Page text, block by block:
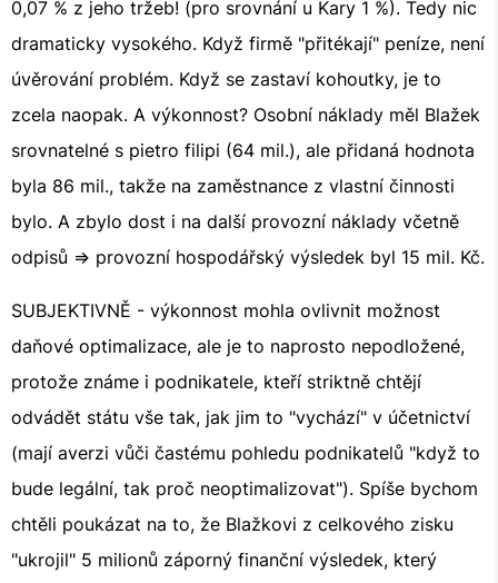
0,07 % z jeho tržeb! (pro srovnání u Kary 1 %). Tedy nic
dramaticky vysokého. Když firmě "přitékají" peníze, není
úvěrování problém. Když se zastaví kohoutky, je to
zcela naopak. A výkonnost? Osobní náklady měl Blažek
srovnatelné s pietro filipi (64 mil.), ale přidaná hodnota
byla 86 mil., takže na zaměstnance z vlastní činnosti
bylo. A zbylo dost i na další provozní náklady včetně
odpisů => provozní hospodářský výsledek byl 15 mil. Kč.
SUBJEKTIVNĚ - výkonnost mohla ovlivnit možnost
daňové optimalizace, ale je to naprosto nepodložené,
protože známe i podnikatele, kteří striktně chtějí
odvádět státu vše tak, jak jim to "vychází" v účetnictví
(mají averzi vůči častému pohledu podnikatelů "když to
bude legální, tak proč neoptimalizovat"). Spíše bychom
chtěli poukázat na to, že Blažkovi z celkového zisku
"ukrojil" 5 milionů záporný finanční výsledek, který